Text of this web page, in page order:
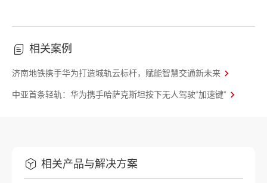
相关案例
济南地铁携手华为打造城轨云标杆，赋能智慧交通新未来
中亚首条轻轨：华为携手哈萨克斯坦按下无人驾驶“加速键”
相关产品与解决方案